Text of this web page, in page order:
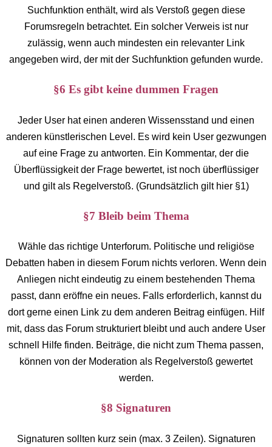
Suchfunktion enthält, wird als Verstoß gegen diese
Forumsregeln betrachtet. Ein solcher Verweis ist nur
zulässig, wenn auch mindesten ein relevanter Link
angegeben wird, der mit der Suchfunktion gefunden wurde.
§6 Es gibt keine dummen Fragen
Jeder User hat einen anderen Wissensstand und einen
anderen künstlerischen Level. Es wird kein User gezwungen
auf eine Frage zu antworten. Ein Kommentar, der die
Überflüssigkeit der Frage bewertet, ist noch überflüssiger
und gilt als Regelverstoß. (Grundsätzlich gilt hier §1)
§7 Bleib beim Thema
Wähle das richtige Unterforum. Politische und religiöse
Debatten haben in diesem Forum nichts verloren. Wenn dein
Anliegen nicht eindeutig zu einem bestehenden Thema
passt, dann eröffne ein neues. Falls erforderlich, kannst du
dort gerne einen Link zu dem anderen Beitrag einfügen. Hilf
mit, dass das Forum strukturiert bleibt und auch andere User
schnell Hilfe finden. Beiträge, die nicht zum Thema passen,
können von der Moderation als Regelverstoß gewertet
werden.
§8 Signaturen
Signaturen sollten kurz sein (max. 3 Zeilen). Signaturen